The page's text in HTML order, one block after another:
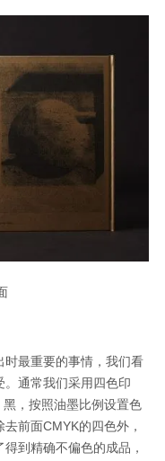
最重要的事情，我们看
通常我们采用四色印
，按照油墨比例设置色
前面CMYK的四色外，
到精确不偏色的成品，